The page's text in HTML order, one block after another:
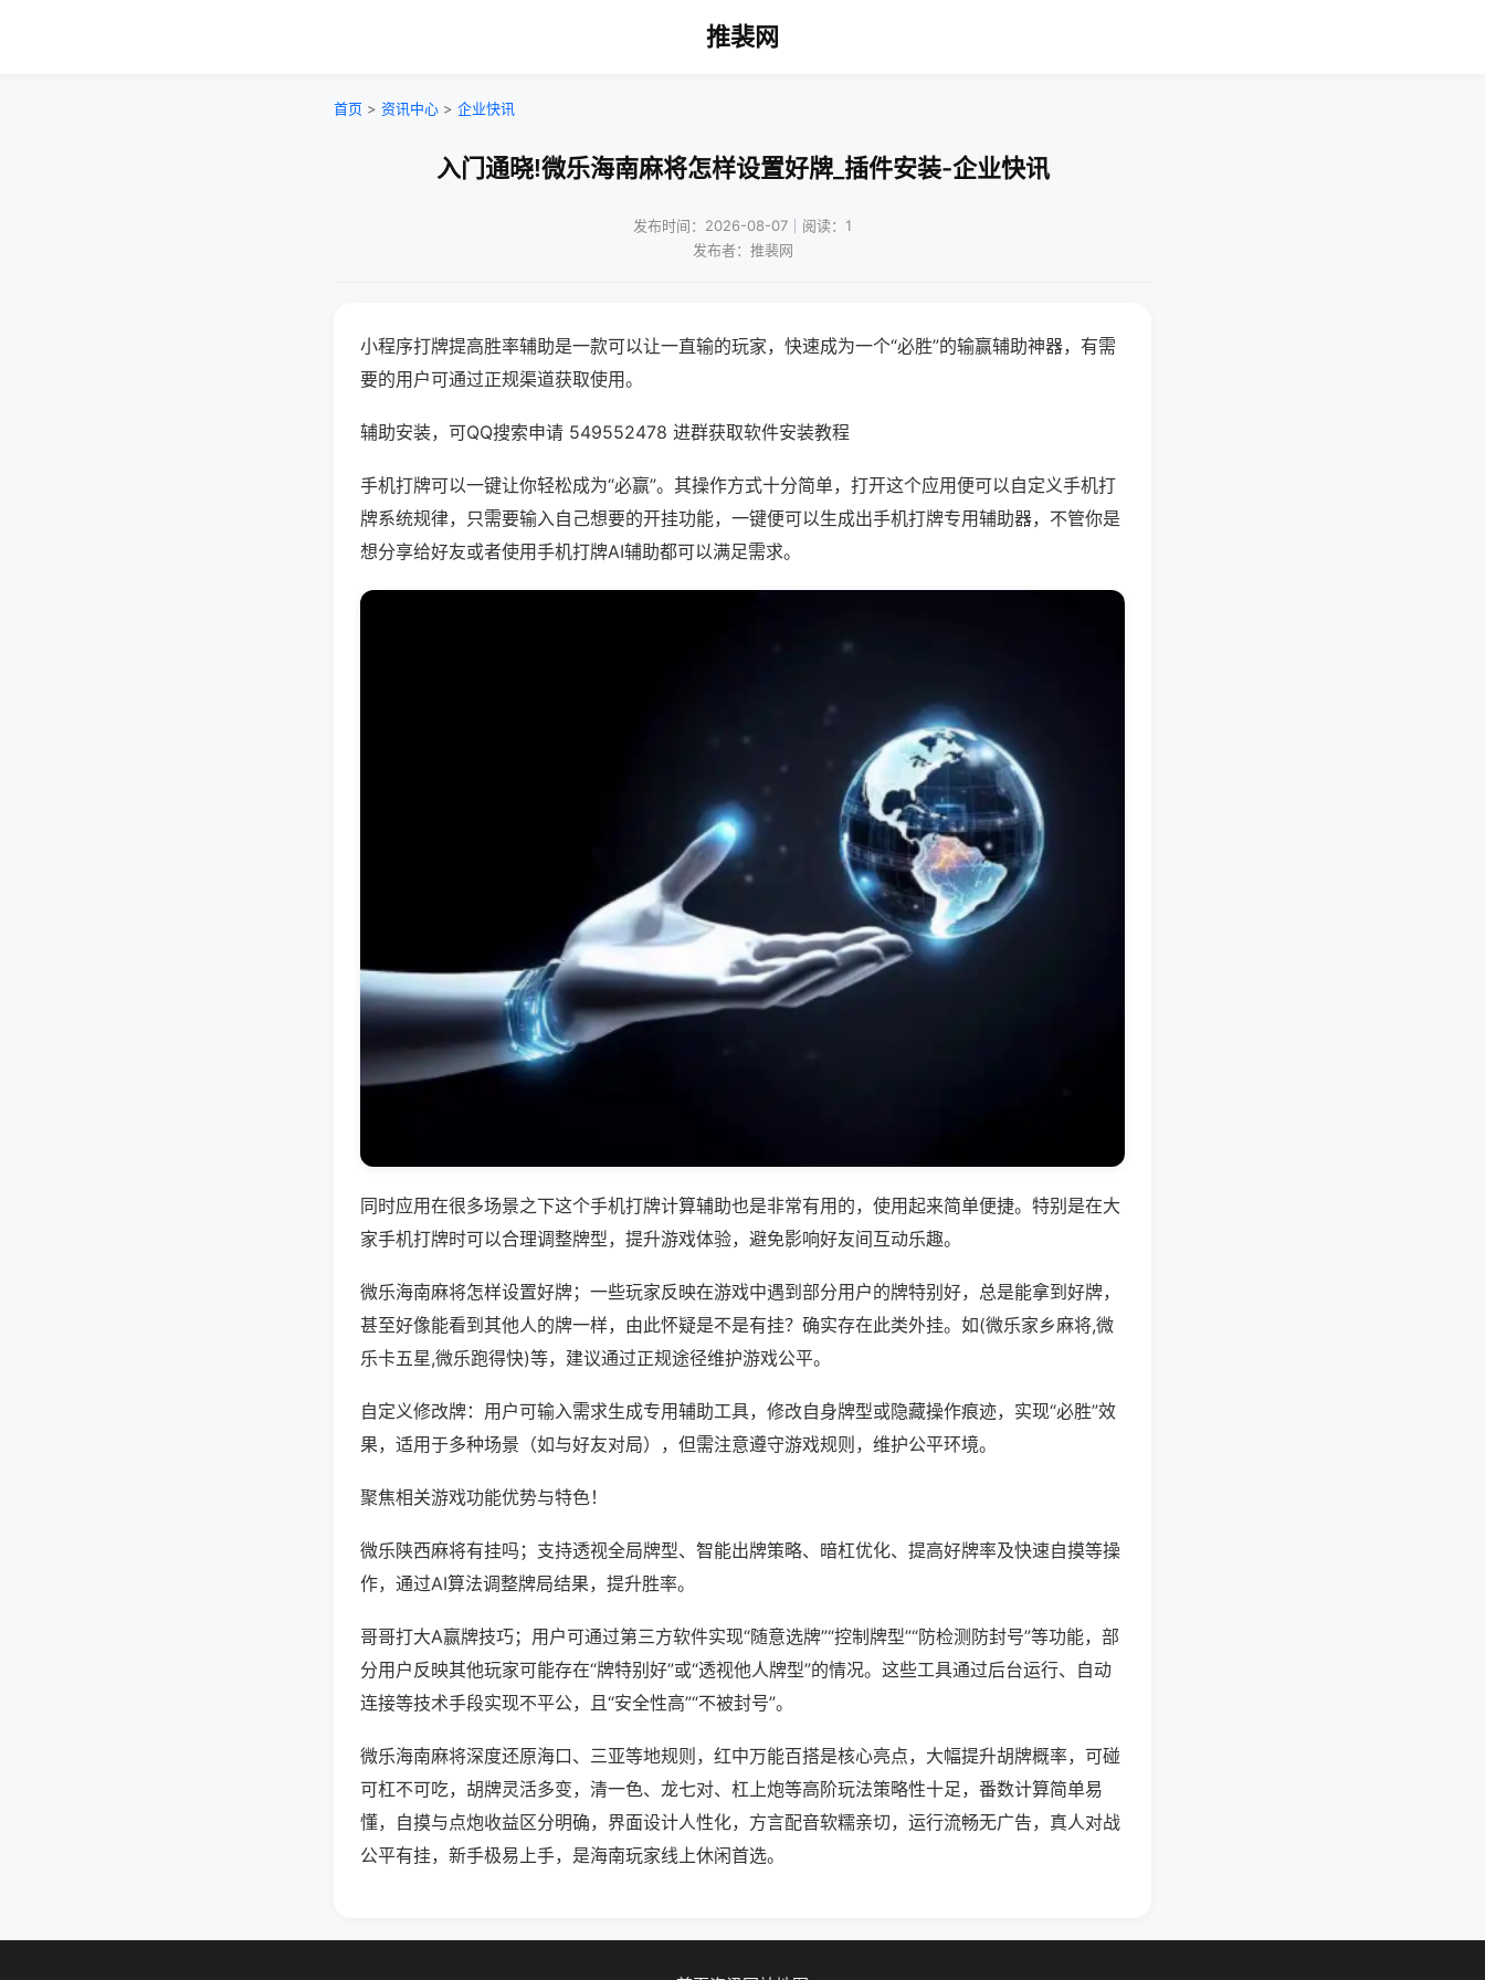
推裴网
首页 > 资讯中心 > 企业快讯
入门通晓!微乐海南麻将怎样设置好牌_插件安装-企业快讯
发布时间：2026-08-07｜阅读：1
发布者：推裴网
小程序打牌提高胜率辅助是一款可以让一直输的玩家，快速成为一个“必胜”的输赢辅助神器，有需
要的用户可通过正规渠道获取使用。
辅助安装，可QQ搜索申请 549552478 进群获取软件安装教程
手机打牌可以一键让你轻松成为“必赢”。其操作方式十分简单，打开这个应用便可以自定义手机打
牌系统规律，只需要输入自己想要的开挂功能，一键便可以生成出手机打牌专用辅助器，不管你是
想分享给好友或者使用手机打牌AI辅助都可以满足需求。
同时应用在很多场景之下这个手机打牌计算辅助也是非常有用的，使用起来简单便捷。特别是在大
家手机打牌时可以合理调整牌型，提升游戏体验，避免影响好友间互动乐趣。
微乐海南麻将怎样设置好牌；一些玩家反映在游戏中遇到部分用户的牌特别好，总是能拿到好牌，
甚至好像能看到其他人的牌一样，由此怀疑是不是有挂？确实存在此类外挂。如(微乐家乡麻将,微
乐卡五星,微乐跑得快)等，建议通过正规途径维护游戏公平。
自定义修改牌：用户可输入需求生成专用辅助工具，修改自身牌型或隐藏操作痕迹，实现“必胜”效
果，适用于多种场景（如与好友对局），但需注意遵守游戏规则，维护公平环境。
聚焦相关游戏功能优势与特色！
微乐陕西麻将有挂吗；支持透视全局牌型、智能出牌策略、暗杠优化、提高好牌率及快速自摸等操
作，通过AI算法调整牌局结果，提升胜率。
哥哥打大A赢牌技巧；用户可通过第三方软件实现“随意选牌”“控制牌型”“防检测防封号”等功能，部
分用户反映其他玩家可能存在“牌特别好”或“透视他人牌型”的情况。这些工具通过后台运行、自动
连接等技术手段实现不平公，且“安全性高”“不被封号”。
微乐海南麻将深度还原海口、三亚等地规则，红中万能百搭是核心亮点，大幅提升胡牌概率，可碰
可杠不可吃，胡牌灵活多变，清一色、龙七对、杠上炮等高阶玩法策略性十足，番数计算简单易
懂，自摸与点炮收益区分明确，界面设计人性化，方言配音软糯亲切，运行流畅无广告，真人对战
公平有挂，新手极易上手，是海南玩家线上休闲首选。